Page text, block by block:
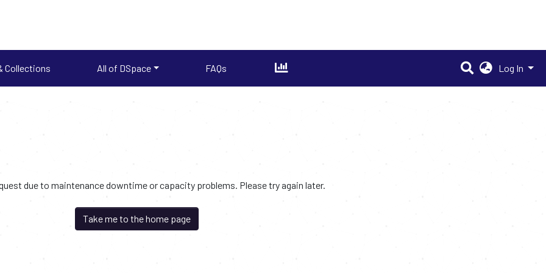
Collections All of DSpace FAQs Log In
due to maintenance downtime or capacity problems. Please try again later.
Take me to the home page